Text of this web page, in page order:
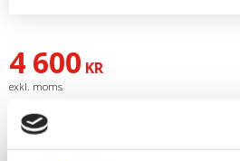
4 600 KR
Artikelnr